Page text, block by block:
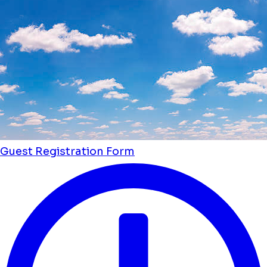
Guest Registration Form